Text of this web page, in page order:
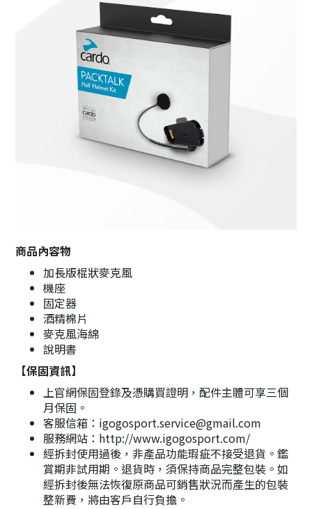
商品內容物
加長版棍狀麥克風
機座
固定器
酒精棉片
麥克風海綿
說明書
【保固資訊】
上官網保固登錄及憑購買證明，配件主體可享三個
月保固。
客服信箱：igogosport.service@gmail.com
服務網站：http://www.igogosport.com/
經拆封使用過後，非產品功能瑕疵不接受退貨。鑑
賞期非試用期。退貨時，須保持商品完整包裝。如
經拆封後無法恢復原商品可銷售狀況而產生的包裝
整新費，將由客戶自行負擔。